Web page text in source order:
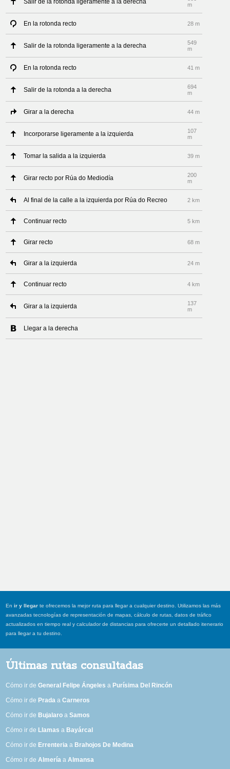
Salir de la rotonda ligeramente a la derecha
m
En la rotonda recto 28 m
Salir de la rotonda ligeramente a la derecha
549
m
En la rotonda recto 41 m
Salir de la rotonda a la derecha
694
m
Girar a la derecha 44 m
Incorporarse ligeramente a la izquierda
107
m
Tomar la salida a la izquierda 39 m
Girar recto por Rúa do Mediodía
200
m
Al final de la calle a la izquierda por Rúa do Recreo 2 km
Continuar recto 5 km
Girar recto 68 m
Girar a la izquierda 24 m
Continuar recto 4 km
Girar a la izquierda
137
m
Llegar a la derecha
Enir y llegar te ofrecemos la mejor ruta para llegar a cualquier destino. Utilizamos las más
avanzadas tecnologías de representación de mapas, cálculo de rutas, datos de tráfico
actualizados en tiempo real y calculador de distancias para ofrecerte un detallado itenerario
para llegar a tu destino.
Últimas rutas consultadas
Cómo ir deGeneral Felipe Ángeles a Purísima Del Rincón
Cómo ir de Prada aCarneros
Cómo ir de Bujalaro aSamos
Cómo ir de Llamas a Bayárcal
Cómo ir de Errenteria a Brahojos De Medina
Cómo ir deAlmería aAlmansa